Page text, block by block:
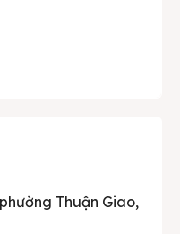
Thuận Giao,